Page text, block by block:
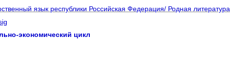
язык республики Российская Федерация/ Родная литература
экономический цикл